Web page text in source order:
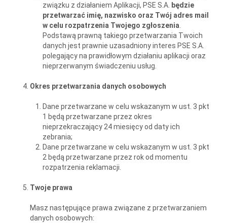
związku z działaniem Aplikacji, PSE S.A. będzie
przetwarzać imię, nazwisko oraz Twój adres mail
w celu rozpatrzenia Twojego zgłoszenia
Podstawą prawną takiego przetwarzania Twoich
danych jest prawnie uzasadniony interes PSE S.A.
polegający na prawidłowym działaniu aplikacji oraz
nieprzerwanym świadczeniu usług.
Okres przetwarzania danych osobowych
Dane przetwarzane w celu wskazanym w ust. 3 pkt
1 będą przetwarzane przez okres
nieprzekraczający 24 miesięcy od daty ich
zebrania;
Dane przetwarzane w celu wskazanym w ust. 3 pkt
2 będą przetwarzane przez rok od momentu
rozpatrzenia reklamacji.
Twoje prawa
Masz następujące prawa związane z przetwarzaniem
danych osobowych: